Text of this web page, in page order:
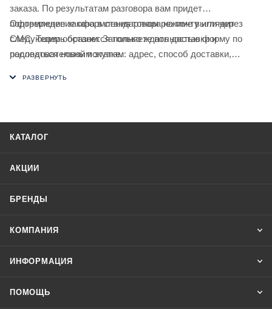
заказа. По результатам разговора вам придет
подтверждение оформления товара на почту или через
СМС. Теперь останется только ждать доставки и
радоваться новой покупке.
Оформление заказа в стандартном режиме выглядит
следующим образом. Заполняете полностью форму по
последовательным этапам: адрес, способ доставки,
КАТАЛОГ
АКЦИИ
БРЕНДЫ
КОМПАНИЯ
ИНФОРМАЦИЯ
ПОМОЩЬ